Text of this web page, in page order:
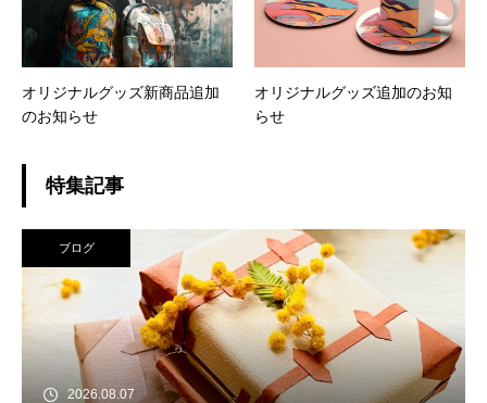
オリジナルグッズ新商品追加
のお知らせ
オリジナルグッズ追加のお知
らせ
特集記事
ブログ
2026.08.07